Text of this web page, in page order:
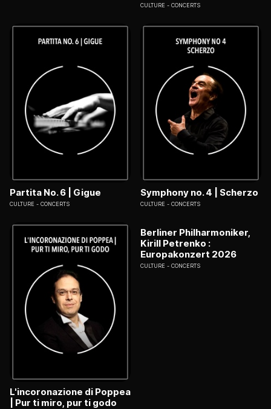
CULTURE CONCERTS
Partita No. 6 | Gigue
CULTURE CONCERTS
Symphony no. 4 | Scherzo
CULTURE CONCERTS
L'incoronazione di Poppea
| Pur ti miro, pur ti godo
Berliner Philharmoniker,
Kirill Petrenko :
Europakonzert 2026
CULTURE CONCERTS